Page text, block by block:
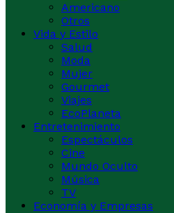
Americano
Otros
Vida y Estilo
Salud
Moda
Mujer
Gourmet
Viajes
EcoPlaneta
Entretenimiento
Espectáculos
Cine
Mundo Oculto
Música
TV
Economía y Empresas